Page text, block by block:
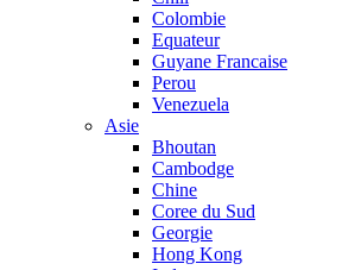
Colombie
Equateur
Guyane Francaise
Perou
Venezuela
Asie
Bhoutan
Cambodge
Chine
Coree du Sud
Georgie
Hong Kong